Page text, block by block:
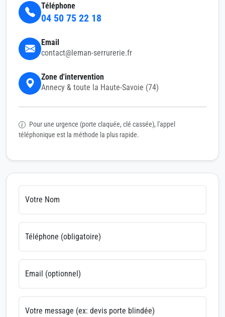
Téléphone
04 50 75 22 18
Email
contact@leman-serrurerie.fr
Zone d'intervention
Annecy & toute la Haute-Savoie (74)
Pour une urgence (porte claquée, clé cassée), l'appel
téléphonique est la méthode la plus rapide.
Votre Nom
Téléphone (obligatoire)
Email (optionnel)
Votre message (ex: devis porte blindée)